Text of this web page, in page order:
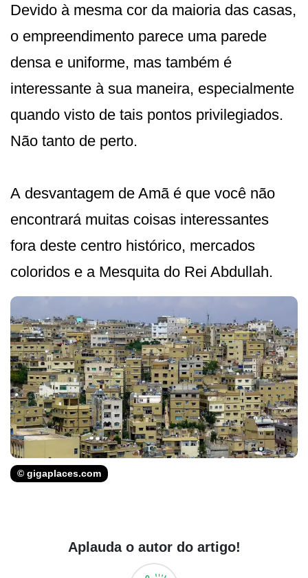
Devido à mesma cor da maioria das casas,
o empreendimento parece uma parede
densa e uniforme, mas também é
interessante à sua maneira, especialmente
quando visto de tais pontos privilegiados.
Não tanto de perto.
A desvantagem de Amã é que você não
encontrará muitas coisas interessantes
fora deste centro histórico, mercados
coloridos e a Mesquita do Rei Abdullah.
© gigaplaces.com
Aplauda o autor do artigo!